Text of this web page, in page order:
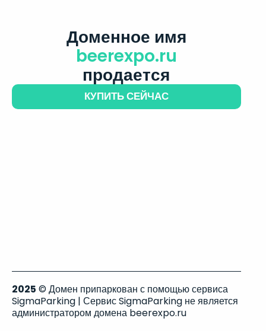
Доменное имя
beerexpo.ru
продается
КУПИТЬ СЕЙЧАС
2025 © Домен припаркован с помощью сервиса
SigmaParking | Сервис SigmaParking не является
администратором домена beerexpo.ru